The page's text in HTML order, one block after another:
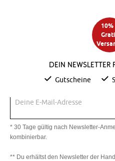
10%
Dein Newsletter
Gutscheine
Deine E-Mail-Adresse
* 30 Tage gültig nach Newsletter-
kombinierbar.
** Du erhältst den Newsletter der